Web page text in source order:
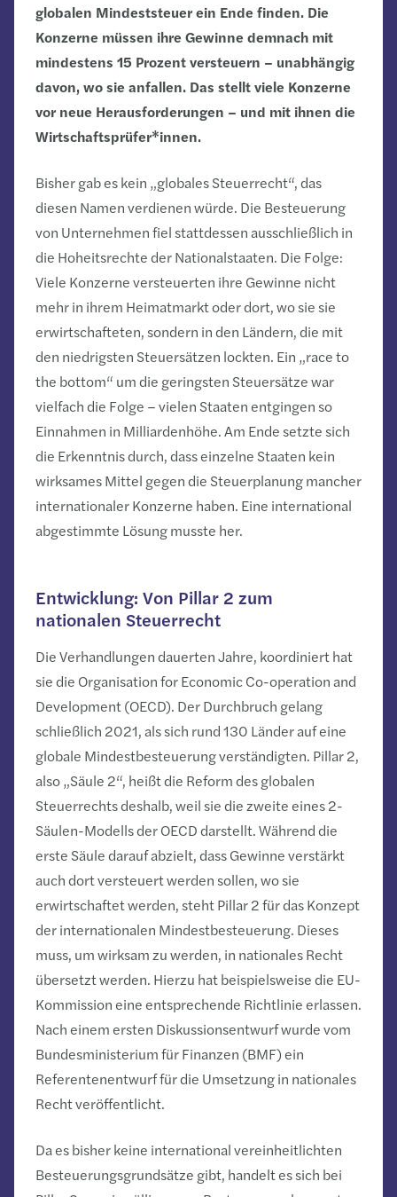
globalen Mindeststeuer ein Ende finden. Die
Konzerne müssen ihre Gewinne demnach mit
mindestens 15 Prozent versteuern – unabhängig
davon, wo sie anfallen. Das stellt viele Konzerne
vor neue Herausforderungen – und mit ihnen die
Wirtschaftsprüfer*innen.
Bisher gab es kein „globales Steuerrecht“, das
diesen Namen verdienen würde. Die Besteuerung
von Unternehmen fiel stattdessen ausschließlich in
die Hoheitsrechte der Nationalstaaten. Die Folge:
Viele Konzerne versteuerten ihre Gewinne nicht
mehr in ihrem Heimatmarkt oder dort, wo sie sie
erwirtschafteten, sondern in den Ländern, die mit
den niedrigsten Steuersätzen lockten. Ein „race to
the bottom“ um die geringsten Steuersätze war
vielfach die Folge – vielen Staaten entgingen so
Einnahmen in Milliardenhöhe. Am Ende setzte sich
die Erkenntnis durch, dass einzelne Staaten kein
wirksames Mittel gegen die Steuerplanung mancher
internationaler Konzerne haben. Eine international
abgestimmte Lösung musste her.
Entwicklung: Von Pillar 2 zum
nationalen Steuerrecht
Die Verhandlungen dauerten Jahre, koordiniert hat
sie die Organisation for Economic Co-operation and
Development (OECD). Der Durchbruch gelang
schließlich 2021, als sich rund 130 Länder auf eine
globale Mindestbesteuerung verständigten. Pillar 2,
also „Säule 2“, heißt die Reform des globalen
Steuerrechts deshalb, weil sie die zweite eines 2-
Säulen-Modells der OECD darstellt. Während die
erste Säule darauf abzielt, dass Gewinne verstärkt
auch dort versteuert werden sollen, wo sie
erwirtschaftet werden, steht Pillar 2 für das Konzept
der internationalen Mindestbesteuerung. Dieses
muss, um wirksam zu werden, in nationales Recht
übersetzt werden. Hierzu hat beispielsweise die EU-
Kommission eine entsprechende Richtlinie erlassen.
Nach einem ersten Diskussionsentwurf wurde vom
Bundesministerium für Finanzen (BMF) ein
Referentenentwurf für die Umsetzung in nationales
Recht veröffentlicht.
Da es bisher keine international vereinheitlichten
Besteuerungsgrundsätze gibt, handelt es sich bei